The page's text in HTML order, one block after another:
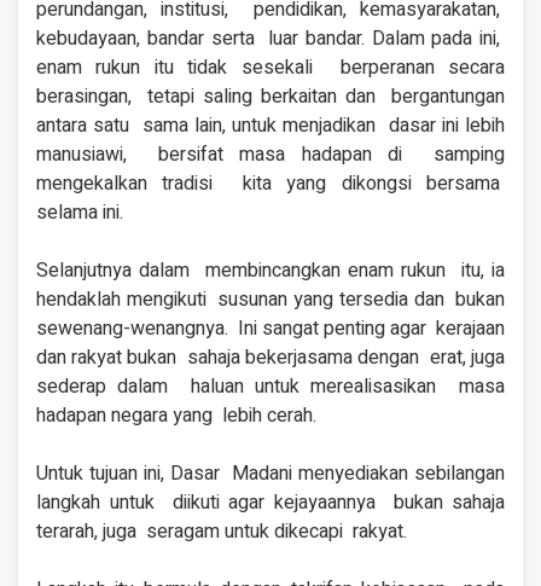
perundangan, institusi, pendidikan, kemasyarakatan,
kebudayaan, bandar serta luar bandar. Dalam pada ini,
enam rukun itu tidak sesekali berperanan secara
berasingan, tetapi saling berkaitan dan bergantungan
antara satu sama lain, untuk menjadikan dasar ini lebih
manusiawi, bersifat masa hadapan di samping
mengekalkan tradisi kita yang dikongsi bersama
selama ini.
Selanjutnya dalam membincangkan enam rukun itu, ia
hendaklah mengikuti susunan yang tersedia dan bukan
sewenang-wenangnya. Ini sangat penting agar kerajaan
dan rakyat bukan sahaja bekerjasama dengan erat, juga
sederap dalam haluan untuk merealisasikan masa
hadapan negara yang lebih cerah.
Untuk tujuan ini, Dasar Madani menyediakan sebilangan
langkah untuk diikuti agar kejayaannya bukan sahaja
terarah, juga seragam untuk dikecapi rakyat.